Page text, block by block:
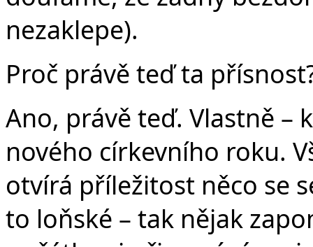
nezaklepe).
Proč právě teď ta
Ano, právě teď. Vlastně –
nového církevního roku.
otvírá příležitost něco se
to loňské – tak nějak